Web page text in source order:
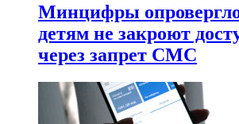
Минцифры
детям не закроют
через запрет СМС